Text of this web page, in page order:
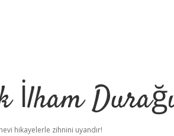
İlham
hikayelerle zihnini uyandır!